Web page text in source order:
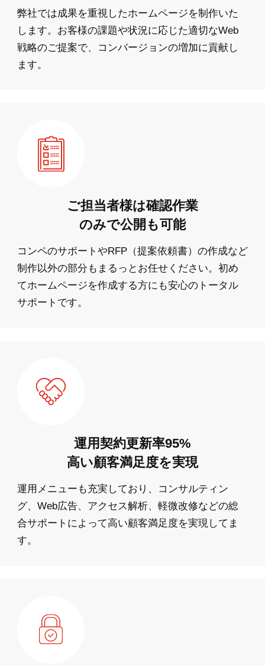
弊社では成果を重視したホームページを制作いた
します。お客様の課題や状況に応じた適切なWeb
戦略のご提案で、コンバージョンの増加に貢献し
ます。
ご担当者様は確認作業
のみで公開も可能
コンペのサポートやRFP（提案依頼書）の作成など
制作以外の部分もまるっとお任せください。初め
てホームページを作成する方にも安心のトータル
サポートです。
運用契約更新率95%
高い顧客満足度を実現
運用メニューも充実しており、コンサルティン
グ、Web広告、アクセス解析、軽微改修などの総
合サポートによって高い顧客満足度を実現してま
す。